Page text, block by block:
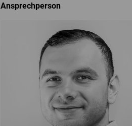
Ansprechperson